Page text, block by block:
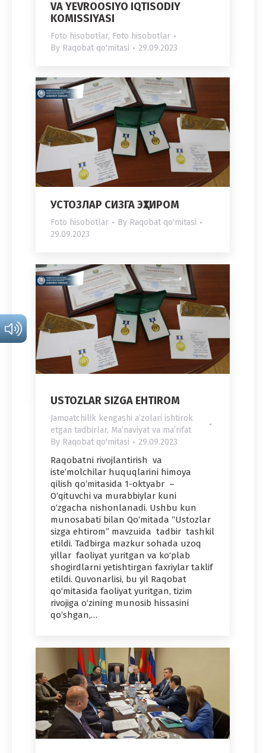
VA YEVROOSIYO IQTISODIY
KOMISSIYASI
Foto hisobotlar, Foto hisobotlar
By Raqobat qo'mitasi 29.09.2023
УСТОЗЛАР СИЗГА ЭҲТИРОМ
Foto hisobotlar By Raqobat qo'mitasi
29.09.2023
USTOZLAR SIZGA EHTIROM
Jamoatchilik kengashi aʼzolari ishtirok
etgan tadbirlar, Maʼnaviyat va maʼrifat
By Raqobat qo'mitasi 29.09.2023
Raqobatni rivojlantirish va
iste’molchilar huquqlarini himoya
qilish qo‘mitasida 1-oktyabr –
O‘qituvchi va murabbiylar kuni
o‘zgacha nishonlanadi. Ushbu kun
munosabati bilan Qo‘mitada “Ustozlar
sizga ehtirom” mavzuida tadbir tashkil
etildi. Tadbirga mazkur sohada uzoq
yillar faoliyat yuritgan va ko‘plab
shogirdlarni yetishtirgan faxriylar taklif
etildi. Quvonarlisi, bu yil Raqobat
qo‘mitasida faoliyat yuritgan, tizim
rivojiga o‘zining munosib hissasini
qo‘shgan,…